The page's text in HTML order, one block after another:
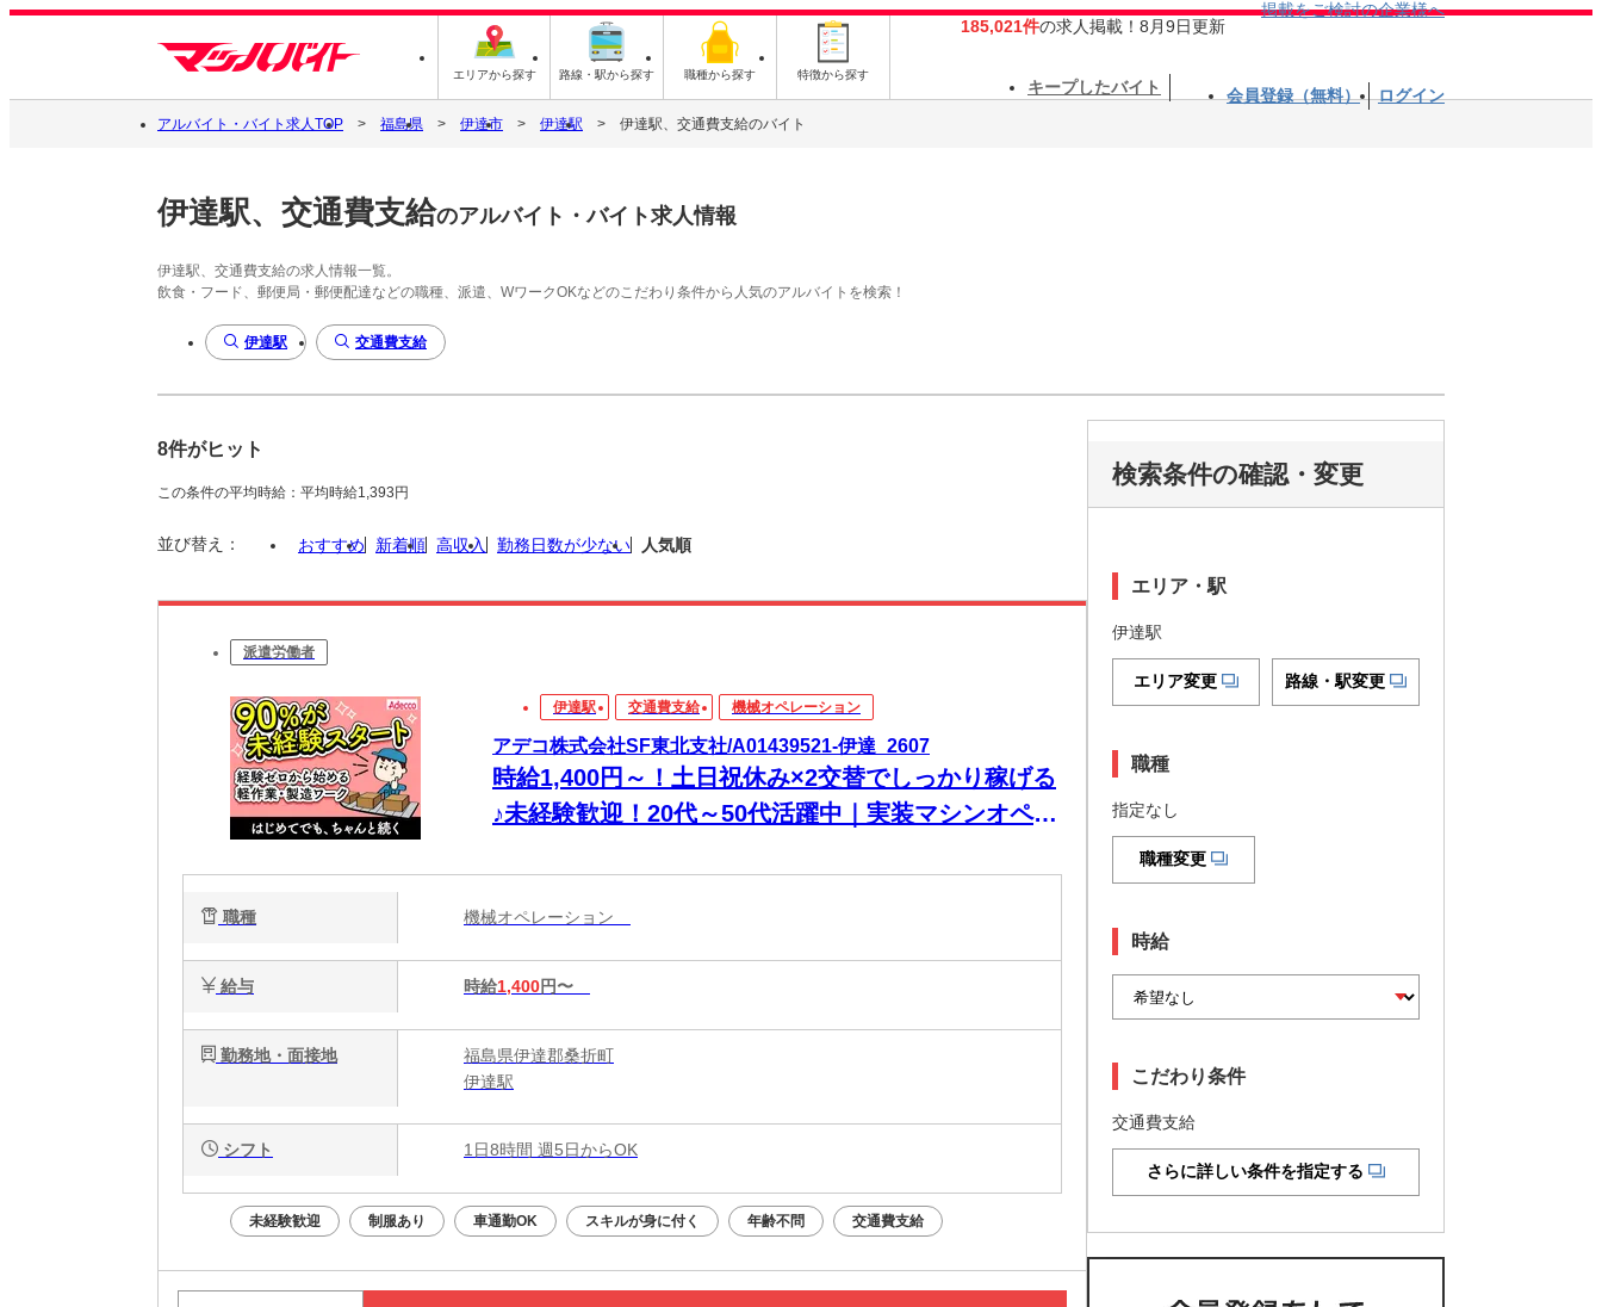
エリアから探す 路線・駅から探す 職種から探す 特徴から探す
185,021件の求人掲載！8月9日更新
掲載をご検討の企業様へ
キープしたバイト 会員登録（無料） ログイン
アルバイト・バイト求人TOP 福島県 伊達市 伊達駅 伊達駅、交通費支給のバイト
伊達駅、交通費支給のアルバイト・バイト求人情報
伊達駅、交通費支給の求人情報一覧。
飲食・フード、郵便局・郵便配達などの職種、派遣、WワークOKなどのこだわり条件から人気のアルバイトを検索！
伊達駅 交通費支給
8件がヒット
この条件の平均時給：平均時給1,393円
並び替え： おすすめ 新着順 高収入 勤務日数が少ない 人気順
派遣労働者
伊達駅 交通費支給 機械オペレーション
アデコ株式会社SF東北支社/A01439521-伊達_2607
時給1,400円～！土日祝休み×2交替でしっかり稼げる
♪未経験歓迎！20代～50代活躍中｜実装マシンオペレ
職種 機械オペレーション
給与 時給1,400円〜
勤務地・面接地
福島県伊達郡桑折町
伊達駅
シフト 1日8時間 週5日からOK
未経験歓迎 制服あり 車通勤OK スキルが身に付く 年齢不問 交通費支給
検索条件の確認・変更
エリア・駅
伊達駅
エリア変更 路線・駅変更
職種
指定なし
職種変更
時給
こだわり条件
交通費支給
さらに詳しい条件を指定する